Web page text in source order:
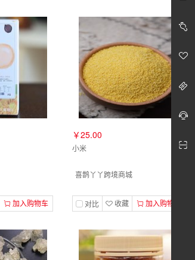
加入购物车
￥25.00
小米
喜鹊丫丫跨境商城
对比 收藏 加入购物车